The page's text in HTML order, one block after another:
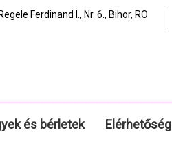
Ferdinand I., Nr. 6., Bihor, RO
és bérletek Elérhetőség